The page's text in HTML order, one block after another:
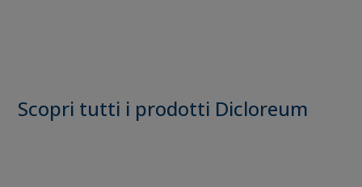
Scopri tutti i prodotti Dicloreum